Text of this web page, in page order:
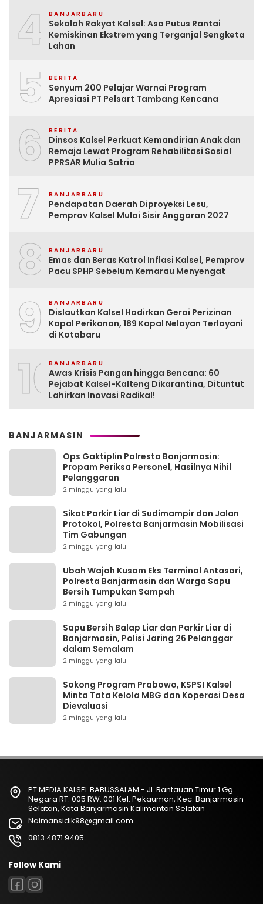
4 BANJARBARU
Sekolah Rakyat Kalsel: Asa Putus Rantai
Kemiskinan Ekstrem yang Terganjal Sengketa
Lahan
5 BERITA
Senyum 200 Pelajar Warnai Program
Apresiasi PT Pelsart Tambang Kencana
6 BERITA
Dinsos Kalsel Perkuat Kemandirian Anak dan
Remaja Lewat Program Rehabilitasi Sosial
PPRSAR Mulia Satria
7 BANJARBARU
Pendapatan Daerah Diproyeksi Lesu,
Pemprov Kalsel Mulai Sisir Anggaran 2027
8 BANJARBARU
Emas dan Beras Katrol Inflasi Kalsel, Pemprov
Pacu SPHP Sebelum Kemarau Menyengat
9 BANJARBARU
Dislautkan Kalsel Hadirkan Gerai Perizinan
Kapal Perikanan, 189 Kapal Nelayan Terlayani
di Kotabaru
10BANJARBARU
Awas Krisis Pangan hingga Bencana: 60
Pejabat Kalsel-Kalteng Dikarantina, Dituntut
Lahirkan Inovasi Radikal!
BANJARMASIN
Ops Gaktiplin Polresta Banjarmasin:
Propam Periksa Personel, Hasilnya Nihil
Pelanggaran
2 minggu yang lalu
Sikat Parkir Liar di Sudimampir dan Jalan
Protokol, Polresta Banjarmasin Mobilisasi
Tim Gabungan
2 minggu yang lalu
Ubah Wajah Kusam Eks Terminal Antasari,
Polresta Banjarmasin dan Warga Sapu
Bersih Tumpukan Sampah
2 minggu yang lalu
Sapu Bersih Balap Liar dan Parkir Liar di
Banjarmasin, Polisi Jaring 26 Pelanggar
dalam Semalam
2 minggu yang lalu
Sokong Program Prabowo, KSPSI Kalsel
Minta Tata Kelola MBG dan Koperasi Desa
Dievaluasi
2 minggu yang lalu
PT MEDIA KALSEL BABUSSALAM - Jl. Rantauan Timur 1 Gg.
Negara RT. 005 RW. 001 Kel. Pekauman, Kec. Banjarmasin
Selatan, Kota Banjarmasin Kalimantan Selatan
Naimansidik98@gmail.com
0813 4871 9405
Follow Kami